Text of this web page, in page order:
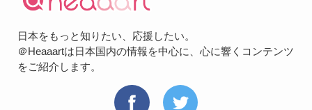
日本をもっと知りたい、応援したい。
＠Heaaartは日本国内の情報を中心に、心に響くコンテンツ
をご紹介します。